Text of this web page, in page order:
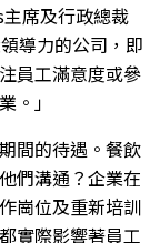
席及行政總裁
導力的公司，即
員工滿意度或參
。」
間的待遇。餐飲
們溝通？企業在
崗位及重新培訓
實際影響著員工